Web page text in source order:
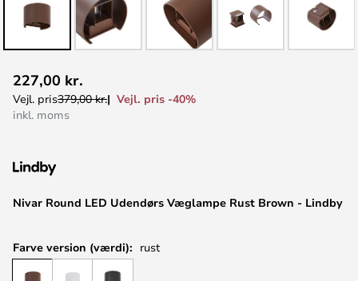
til
starten
Nivar Round LED Udendørs Væglampe Rust Brown - Lindby
227,00 kr.
Vejl. pris379,00 kr.
Vejl. pris -40%
inkl. moms
Farve version (værdi): rust